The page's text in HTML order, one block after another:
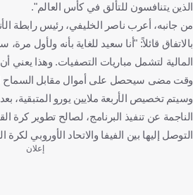
الذين يتنافسون للتألق في كأس العالم".
من جانبه، أعرب ناصر الخليفي، رئيس رابطة
بالاتفاق قائلاً: "أنا سعيد للغاية بأنه ولأول
المالية لتشمل مباريات التصفيات. وهذا يعني
وقت مضى سيحصل على أموال مقابل السماح
وسيتم تخصيص الأربعة ملايين يورو المتبقية،
الناجمة عن تنفيذ البرنامج، لصالح تطوير كرة
التوصل إليها بين الفيفا والاتحاد الأوروبي لكرة
إعلان